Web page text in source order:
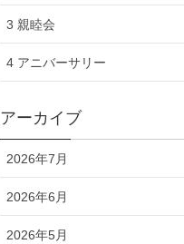
3 親睦会
4 アニバーサリー
アーカイブ
2026年7月
2026年6月
2026年5月